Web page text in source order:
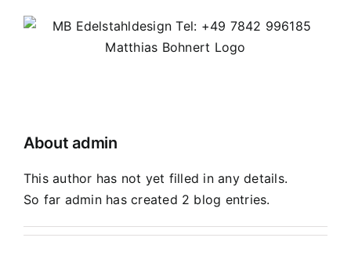
About admin
This author has not yet filled in any details.
So far admin has created 2 blog entries.